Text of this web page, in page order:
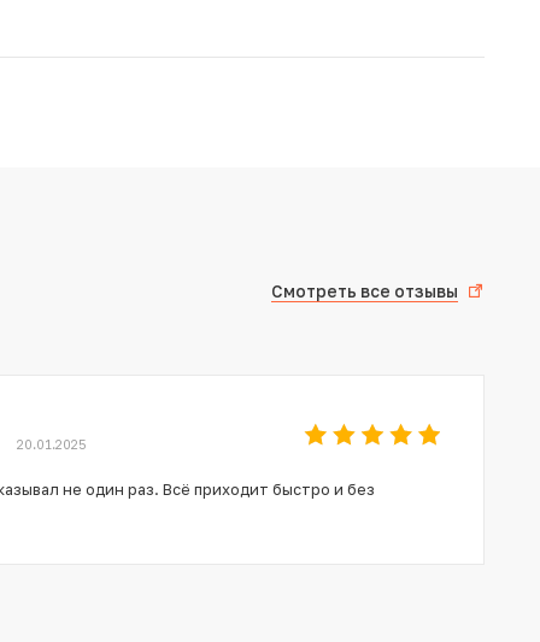
Смотреть все отзывы
20.01.2025
не один раз. Всё приходит быстро и без